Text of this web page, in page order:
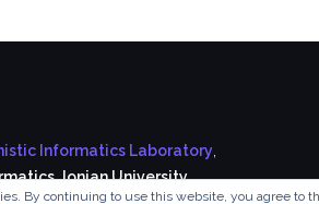
Informatics Laboratory
,Ionian University
By continuing to use this website, you agree to